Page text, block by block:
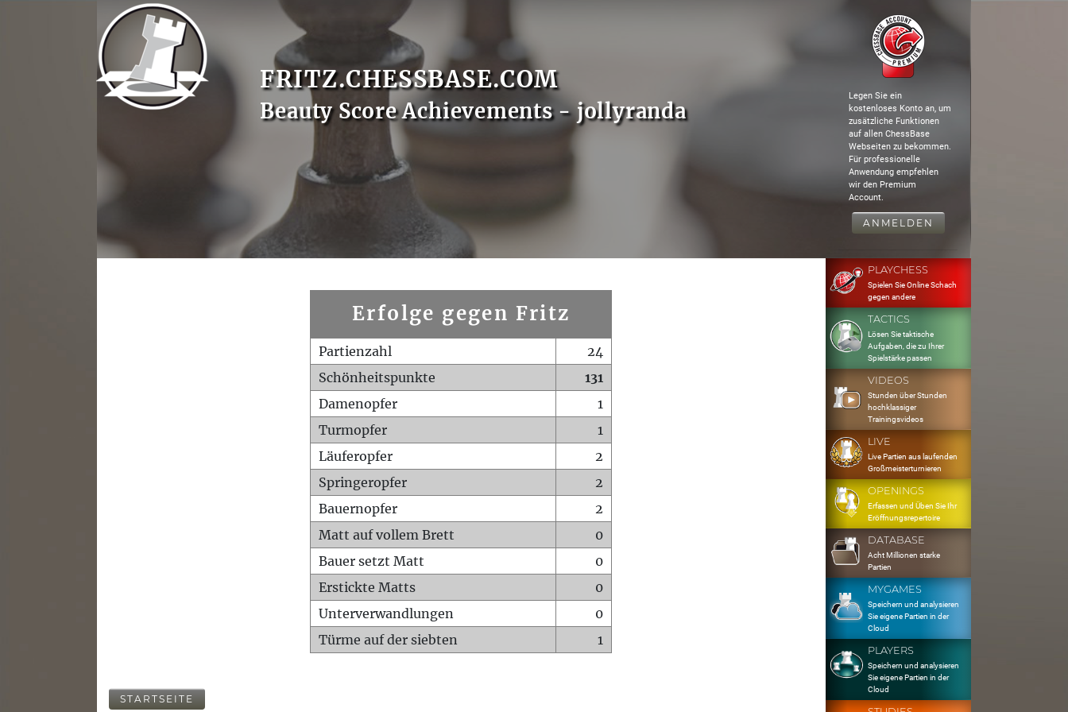
FRITZ.CHESSBASE.COM
Beauty Score Achievements - jollyranda
Legen Sie ein
kostenloses Konto an, um
zusätzliche Funktionen
auf allen ChessBase
Webseiten zu bekommen.
Für professionelle
Anwendung empfehlen
wir den Premium
Account.
ANMELDEN
Erfolge gegen Fritz
Partienzahl
24
Schönheitspunkte
131
Damenopfer
1
Turmopfer
1
Läuferopfer
2
Springeropfer
2
Bauernopfer
2
Matt auf vollem Brett
0
Bauer setzt Matt
0
Erstickte Matts
0
Unterverwandlungen
0
Türme auf der siebten
1
STARTSEITE
PLAYCHESS
Spielen Sie Online Schach
gegen andere
TACTICS
Lösen Sie taktische
Aufgaben, die zu Ihrer
Spielstärke passen
VIDEOS
Stunden über Stunden
hochklassiger
Trainingsvideos
LIVE
Live Partien aus laufenden
Großmeisterturnieren
OPENINGS
Erfassen und Üben Sie Ihr
Eröffnungsrepertoire
DATABASE
Acht Millionen starke
Partien
MYGAMES
Speichern und analysieren
Sie eigene Partien in der
Cloud
PLAYERS
Speichern und analysieren
Sie eigene Partien in der
Cloud